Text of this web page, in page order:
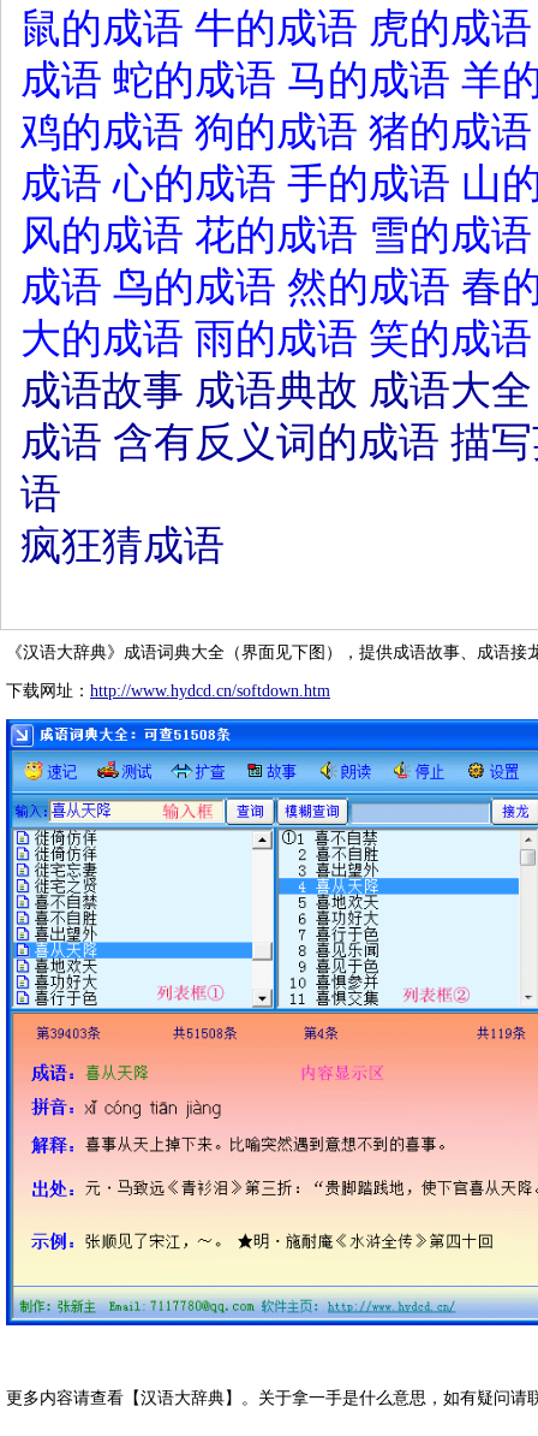
鼠的成语 牛的成语 虎的成语
成语 蛇的成语 马的成语 羊
鸡的成语 狗的成语 猪的成语
成语 心的成语 手的成语 山
风的成语 花的成语 雪的成语
成语 鸟的成语 然的成语 春
大的成语 雨的成语 笑的成语
成语故事 成语典故 成语大全
成语 含有反义词的成语 描
语
疯狂猜成语
《汉语大辞典》成语词典大全（界面见下图），提供成语故事、成语接
下载网址： http://www.hydcd.cn/softdown.htm
更多内容请查看【汉语大辞典】。关于拿一手是什么意思，如有疑问请